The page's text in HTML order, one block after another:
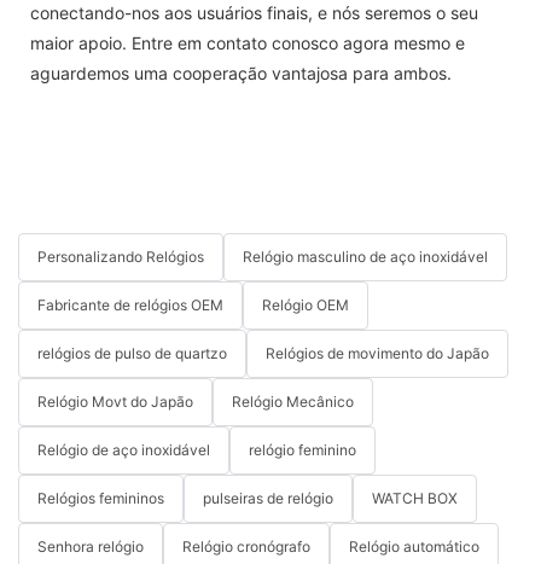
conectando-nos aos usuários finais, e nós seremos o seu
maior apoio. Entre em contato conosco agora mesmo e
aguardemos uma cooperação vantajosa para ambos.
Personalizando Relógios Relógio masculino de aço inoxidável
Fabricante de relógios OEM Relógio OEM
relógios de pulso de quartzo Relógios de movimento do Japão
Relógio Movt do Japão Relógio Mecânico
Relógio de aço inoxidável relógio feminino
Relógios femininos pulseiras de relógio WATCH BOX
Senhora relógio Relógio cronógrafo Relógio automático